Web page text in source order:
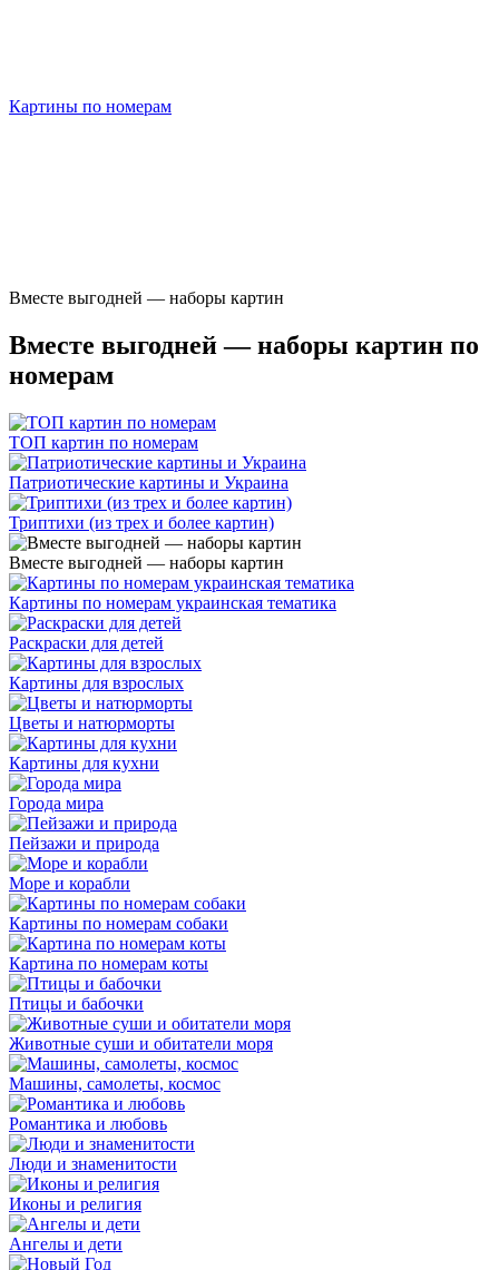
Картины по номерам
Вместе выгодней — наборы картин
Вместе выгодней — наборы картин по
номерам
ТОП картин по номерам
Патриотические картины и Украина
Триптихи (из трех и более картин)
Вместе выгодней — наборы картин
Картины по номерам украинская тематика
Раскраски для детей
Картины для взрослых
Цветы и натюрморты
Картины для кухни
Города мира
Пейзажи и природа
Море и корабли
Картины по номерам собаки
Картина по номерам коты
Птицы и бабочки
Животные суши и обитатели моря
Машины, самолеты, космос
Романтика и любовь
Люди и знаменитости
Иконы и религия
Ангелы и дети